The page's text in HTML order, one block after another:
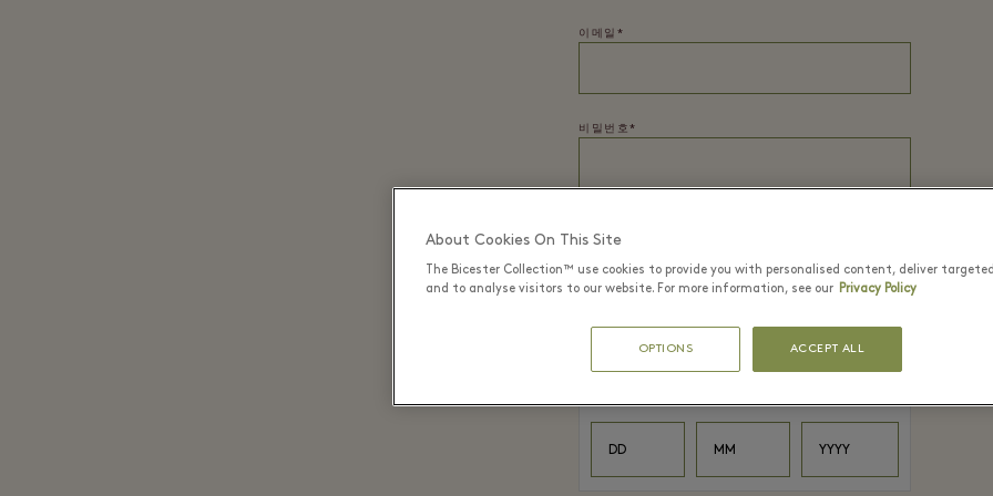
이메일*
비밀번호*
Day
DD
Month
MM
Year
YYYY
About Cookies On This Site
The Bicester Collection™ use cookies to provide you with personalised content, deliver
and to analyse visitors to our website. For more information, see our Privacy Policy
OPTIONS ACCEPT ALL